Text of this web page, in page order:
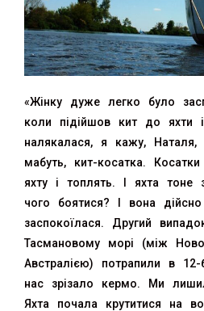
«Жінку дуже легко було
коли підійшов кит до яхти
налякалася, я кажу,
мабуть, кит-косатка.
яхту і топлять. І яхта тоне
чого боятися? І вона
заспокоїлася. Другий
Тасмановому морі (між
Австралією) потрапили в
нас зрізало кермо. Ми
Яхта почала крутитися на